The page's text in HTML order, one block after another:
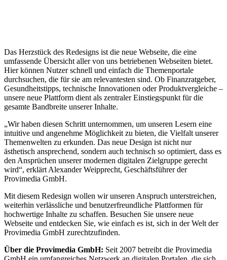
Das Herzstück des Redesigns ist die neue Webseite, die eine
umfassende Übersicht aller von uns betriebenen Webseiten bietet.
Hier können Nutzer schnell und einfach die Themenportale
durchsuchen, die für sie am relevantesten sind. Ob Finanzratgeber,
Gesundheitstipps, technische Innovationen oder Produktvergleiche –
unsere neue Plattform dient als zentraler Einstiegspunkt für die
gesamte Bandbreite unserer Inhalte.
„Wir haben diesen Schritt unternommen, um unseren Lesern eine
intuitive und angenehme Möglichkeit zu bieten, die Vielfalt unserer
Themenwelten zu erkunden. Das neue Design ist nicht nur
ästhetisch ansprechend, sondern auch technisch so optimiert, dass es
den Ansprüchen unserer modernen digitalen Zielgruppe gerecht
wird“, erklärt Alexander Weipprecht, Geschäftsführer der
Provimedia GmbH.
Mit diesem Redesign wollen wir unseren Anspruch unterstreichen,
weiterhin verlässliche und benutzerfreundliche Plattformen für
hochwertige Inhalte zu schaffen. Besuchen Sie unsere neue
Webseite und entdecken Sie, wie einfach es ist, sich in der Welt der
Provimedia GmbH zurechtzufinden.
Über die Provimedia GmbH: Seit 2007 betreibt die Provimedia